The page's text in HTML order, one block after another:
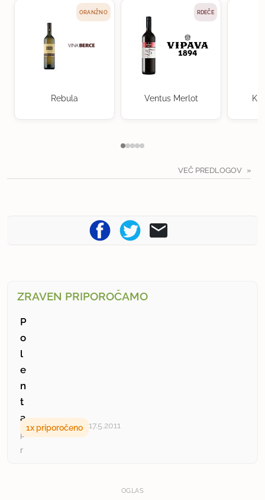
ORANŽNO
Rebula
RDEČE
Ventus Merlot
VEČ PREDLOGOV
ZRAVEN PRIPOROČAMO
P
o
l
e
n
t
a
p
r
1x priporočeno 17.5.2011
OGLAS